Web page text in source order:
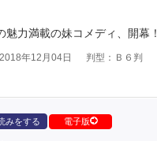
魅力満載の妹コメディ、開幕
年12月04日 判型：Ｂ６判
みをする 電子版